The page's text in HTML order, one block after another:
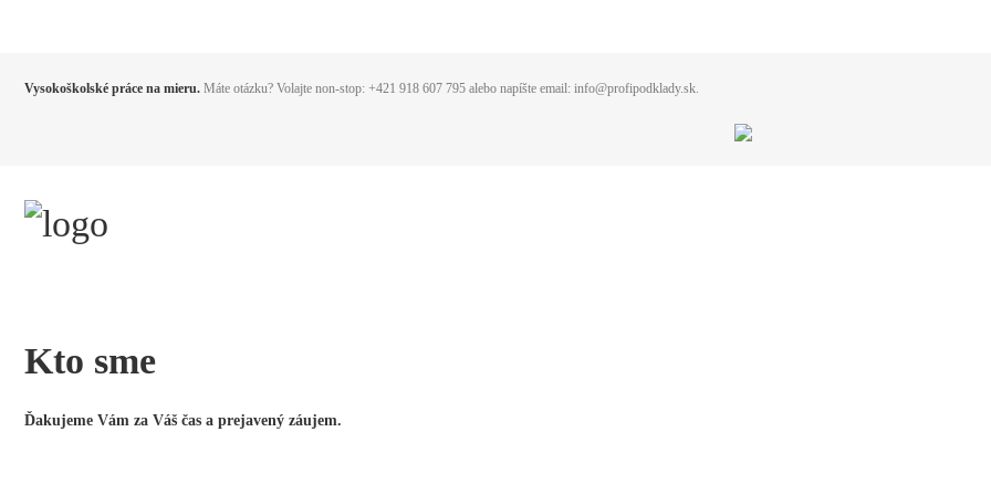
Vysokoškolské práce na mieru. Máte otázku? Volajte non-stop: +421 918 607 795 alebo napíšte email: info@profipodklady.sk.
Kto sme
Ďakujeme Vám za Váš čas a prejavený záujem.